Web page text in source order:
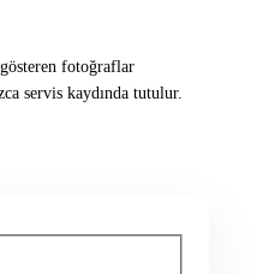
fotoğraflar
servis kaydında tutulur.